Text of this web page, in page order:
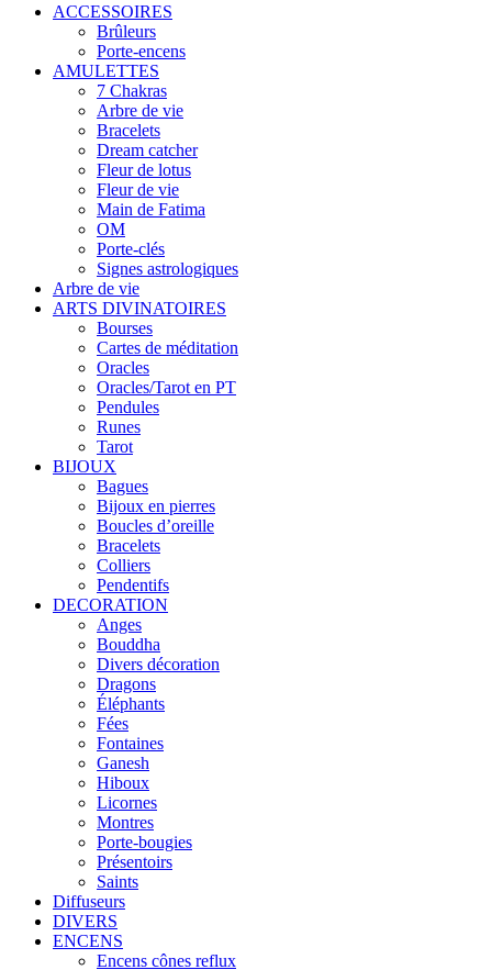
ACCESSOIRES
Brûleurs
Porte-encens
AMULETTES
7 Chakras
Arbre de vie
Bracelets
Dream catcher
Fleur de lotus
Fleur de vie
Main de Fatima
OM
Porte-clés
Signes astrologiques
Arbre de vie
ARTS DIVINATOIRES
Bourses
Cartes de méditation
Oracles
Oracles/Tarot en PT
Pendules
Runes
Tarot
BIJOUX
Bagues
Bijoux en pierres
Boucles d’oreille
Bracelets
Colliers
Pendentifs
DECORATION
Anges
Bouddha
Divers décoration
Dragons
Éléphants
Fées
Fontaines
Ganesh
Hiboux
Licornes
Montres
Porte-bougies
Présentoirs
Saints
Diffuseurs
DIVERS
ENCENS
Encens cônes reflux